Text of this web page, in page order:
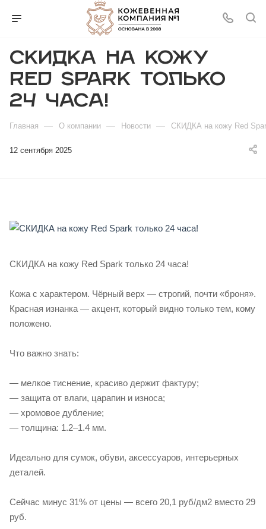
СКИДКА на кожу
Red Spark только
24 часа!
Главная — О компании — Новости — СКИДКА на кожу Red
12 сентября 2025
СКИДКА на кожу Red Spark только 24 часа!
Кожа с характером. Чёрный верх — строгий, почти «броня».
Красная изнанка — акцент, который видно только тем, кому
положено.
Что важно знать:
— мелкое тиснение, красиво держит фактуру;
— защита от влаги, царапин и износа;
— хромовое дубление;
— толщина: 1.2–1.4 мм.
Идеально для сумок, обуви, аксессуаров, интерьерных
деталей.
Сейчас минус 31% от цены — всего 20,1 руб/дм2 вместо 29
руб.